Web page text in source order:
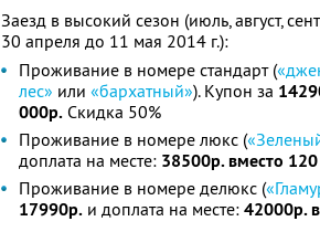
Заезд в высокий сезон (июль, август,
30 апреля до 11 мая 2014 г.):
Проживание в номере стандарт (
лес» или «бархатный»). Купон за
000р. Скидка 50%
Проживание в номере люкс (
доплата на месте: 38500р. вместо
Проживание в номере делюкс (
17990р. и доплата на месте: 42000р.